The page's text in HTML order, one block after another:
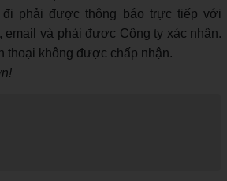
phải được thông báo trực tiếp với
email và phải được Công ty xác nhận.
thoại không được chấp nhận.